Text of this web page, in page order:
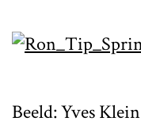
Beeld: Yves Klein